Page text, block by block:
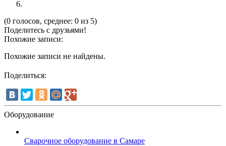
(0 голосов, среднее: 0 из 5)
Поделитесь с друзьями!
Похожие записи:
Похожие записи не найдены.
Поделиться:
Оборудование
Сварочное оборудование в Самаре